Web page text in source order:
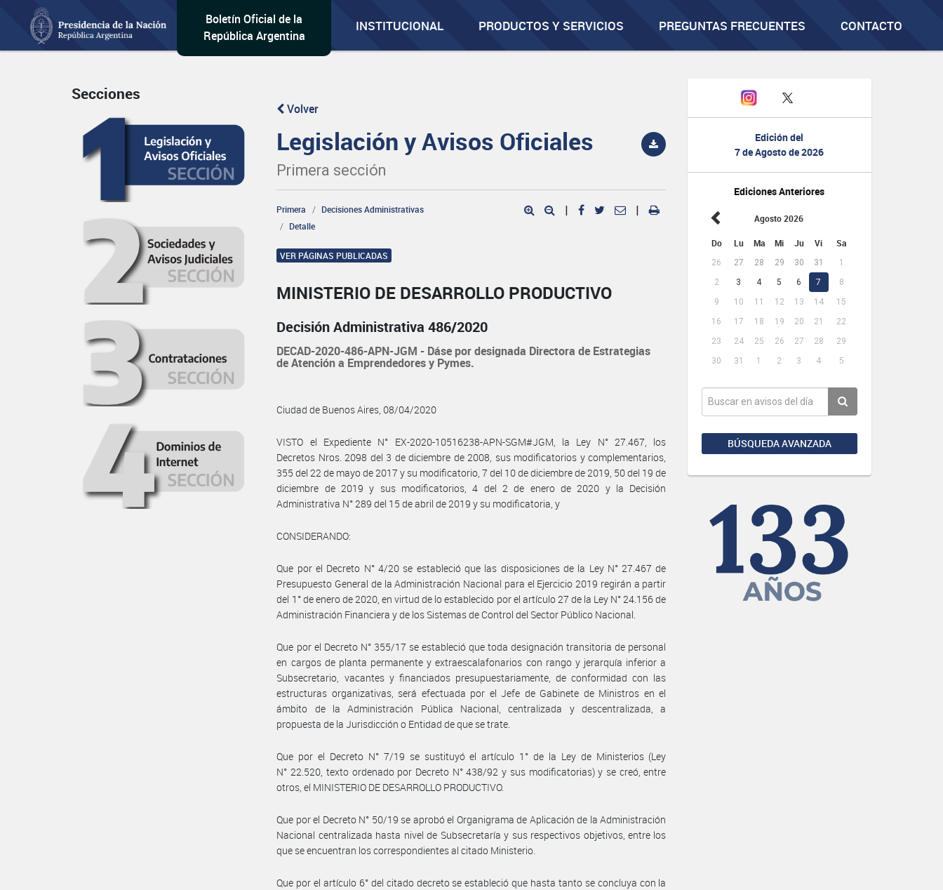
Boletín Oficial de la
República Argentina
INSTITUCIONAL PRODUCTOS Y SERVICIOS PREGUNTAS FRECUENTES CONTACTO
Edición del
7 de Agosto de 2026
Ediciones Anteriores
Agosto 2026
Do Lu Ma Mi Ju Vi Sa
26 27 28 29 30 31
1
2
3 4 5 6 7
8
9
10 11 12 13 14
15
16
17 18 19 20 21
22
23
24 25 26 27 28
29
30
31 1 2 3 4 5
BÚSQUEDA AVANZADA
Secciones
Volver
Legislación y Avisos Oficiales
Primera sección
Primera
Decisiones Administrativas
Detalle
| |
VER PÁGINAS PUBLICADAS
MINISTERIO DE DESARROLLO PRODUCTIVO
Decisión Administrativa 486/2020
DECAD-2020-486-APN-JGM - Dáse por designada Directora de Estrategias
de Atención a Emprendedores y Pymes.
Ciudad de Buenos Aires, 08/04/2020
VISTO el Expediente N° EX-2020-10516238-APN-SGM#JGM, la Ley N° 27.467, los
Decretos Nros. 2098 del 3 de diciembre de 2008, sus modificatorios y complementarios,
355 del 22 de mayo de 2017 y su modificatorio, 7 del 10 de diciembre de 2019, 50 del 19 de
diciembre de 2019 y sus modificatorios, 4 del 2 de enero de 2020 y la Decisión
Administrativa N° 289 del 15 de abril de 2019 y su modificatoria, y
CONSIDERANDO:
Que por el Decreto N° 4/20 se estableció que las disposiciones de la Ley N° 27.467 de
Presupuesto General de la Administración Nacional para el Ejercicio 2019 regirán a partir
del 1° de enero de 2020, en virtud de lo establecido por el artículo 27 de la Ley N° 24.156 de
Administración Financiera y de los Sistemas de Control del Sector Público Nacional.
Que por el Decreto N° 355/17 se estableció que toda designación transitoria de personal
en cargos de planta permanente y extraescalafonarios con rango y jerarquía inferior a
Subsecretario, vacantes y financiados presupuestariamente, de conformidad con las
estructuras organizativas, será efectuada por el Jefe de Gabinete de Ministros en el
ámbito de la Administración Pública Nacional, centralizada y descentralizada, a
propuesta de la Jurisdicción o Entidad de que se trate.
Que por el Decreto N° 7/19 se sustituyó el artículo 1° de la Ley de Ministerios (Ley
N° 22.520, texto ordenado por Decreto N° 438/92 y sus modificatorias) y se creó, entre
otros, el MINISTERIO DE DESARROLLO PRODUCTIVO.
Que por el Decreto N° 50/19 se aprobó el Organigrama de Aplicación de la Administración
Nacional centralizada hasta nivel de Subsecretaría y sus respectivos objetivos, entre los
que se encuentran los correspondientes al citado Ministerio.
Que por el artículo 6° del citado decreto se estableció que hasta tanto se concluya con la